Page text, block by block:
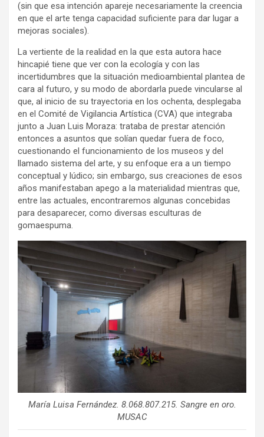
(sin que esa intención apareje necesariamente la creencia
en que el arte tenga capacidad suficiente para dar lugar a
mejoras sociales).
La vertiente de la realidad en la que esta autora hace
hincapié tiene que ver con la ecología y con las
incertidumbres que la situación medioambiental plantea de
cara al futuro, y su modo de abordarla puede vincularse al
que, al inicio de su trayectoria en los ochenta, desplegaba
en el Comité de Vigilancia Artística (CVA) que integraba
junto a Juan Luis Moraza: trataba de prestar atención
entonces a asuntos que solían quedar fuera de foco,
cuestionando el funcionamiento de los museos y del
llamado sistema del arte, y su enfoque era a un tiempo
conceptual y lúdico; sin embargo, sus creaciones de esos
años manifestaban apego a la materialidad mientras que,
entre las actuales, encontraremos algunas concebidas
para desaparecer, como diversas esculturas de
gomaespuma.
María Luisa Fernández. 8.068.807.215. Sangre en oro.
MUSAC